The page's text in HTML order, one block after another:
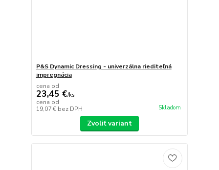
P&S Dynamic Dressing - univerzálna riediteľná
impregnácia
cena od
23,45 €/ks
cena od
19,07 € bez DPH Skladom
Zvoliť variant